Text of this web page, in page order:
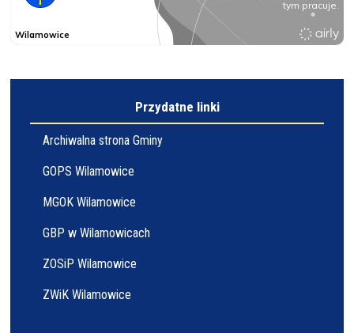
Przydatne linki
Archiwalna strona Gminy
GOPS Wilamowice
MGOK Wilamowice
GBP w Wilamowicach
ZOSiP Wilamowice
ZWiK Wilamowice